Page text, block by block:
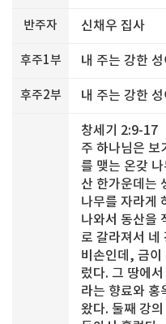
반주자 신채우 집사
후주1부 내 주는 강한
후주2부 내 주는 강한
창세기 2:9-17
주 하나님은 보
를 맺는 온갖
산 한가운데는
나무를 자라게
나와서 동산을
로 갈라져서 네
비손인데, 금이
렀다. 그 땅에
라는 향료와 홍
왔다. 둘째 강